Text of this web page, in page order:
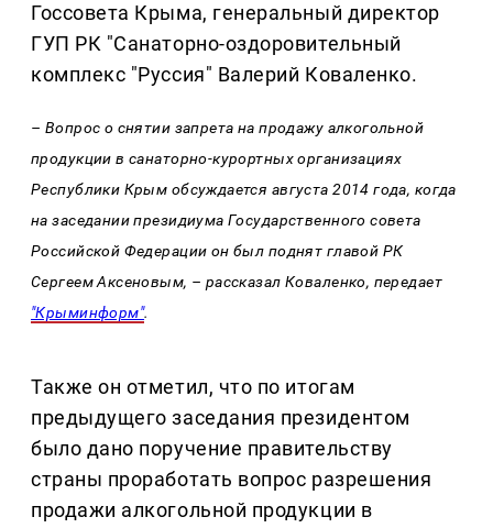
Госсовета Крыма, генеральный директор
ГУП РК "Санаторно-оздоровительный
комплекс "Руссия" Валерий Коваленко.
– Вопрос о снятии запрета на продажу алкогольной
продукции в санаторно-курортных организациях
Республики Крым обсуждается августа 2014 года, когда
на заседании президиума Государственного совета
Российской Федерации он был поднят главой РК
Сергеем Аксеновым, – рассказал Коваленко, передает
"Крыминформ".
Также он отметил, что по итогам
предыдущего заседания президентом
было дано поручение правительству
страны проработать вопрос разрешения
продажи алкогольной продукции в